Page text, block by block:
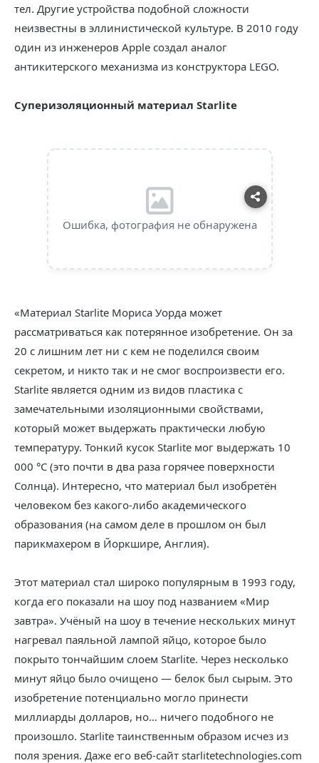
тел. Другие устройства подобной сложности
неизвестны в эллинистической культуре. В 2010 году
один из инженеров Apple создал аналог
антикитерского механизма из конструктора LEGO.
Суперизоляционный материал Starlite
Ошибка, фотография не обнаружена
«Материал Starlite Мориса Уорда может
рассматриваться как потерянное изобретение. Он за
20 с лишним лет ни с кем не поделился своим
секретом, и никто так и не смог воспроизвести его.
Starlite является одним из видов пластика с
замечательными изоляционными свойствами,
который может выдержать практически любую
температуру. Тонкий кусок Starlite мог выдержать 10
000 °C (это почти в два раза горячее поверхности
Солнца). Интересно, что материал был изобретён
человеком без какого-либо академического
образования (на самом деле в прошлом он был
парикмахером в Йоркшире, Англия).
Этот материал стал широко популярным в 1993 году,
когда его показали на шоу под названием «Мир
завтра». Учёный на шоу в течение нескольких минут
нагревал паяльной лампой яйцо, которое было
покрыто тончайшим слоем Starlite. Через несколько
минут яйцо было очищено — белок был сырым. Это
изобретение потенциально могло принести
миллиарды долларов, но… ничего подобного не
произошло. Starlite таинственным образом исчез из
поля зрения. Даже его веб-сайт starlitetechnologies.com